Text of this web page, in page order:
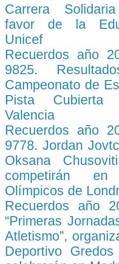
Carrera
favor de la
Unicef
Recuerdos año
9825.
Campeonato de
Pista Cubierta
Valencia
Recuerdos año
9778. Jordan
Oksana
competirán
Olímpicos de
Recuerdos año
“Primeras
Atletismo”,
Deportivo